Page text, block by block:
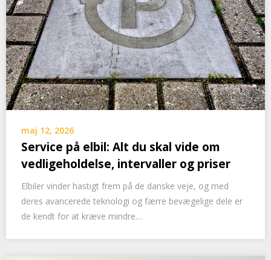
maj 12, 2026
Service på elbil: Alt du skal vide om
vedligeholdelse, intervaller og priser
Elbiler vinder hastigt frem på de danske veje, og med
deres avancerede teknologi og færre bevægelige dele er
de kendt for at kræve mindre…